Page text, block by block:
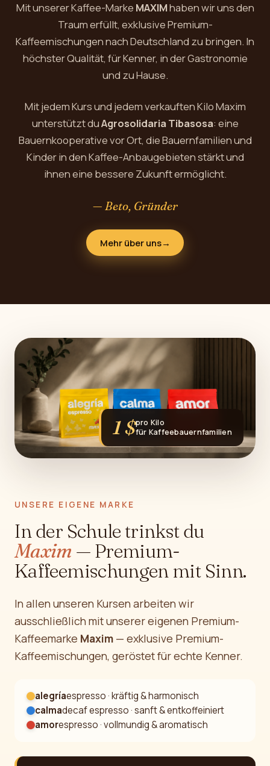
Mit unserer Kaffee-Marke MAXIMhaben wir uns den
Traum erfüllt, exklusive Premium-
Kaffeemischungen nach Deutschland zu bringen. In
höchster Qualität, für Kenner, in der Gastronomie
und zu Hause.
Mit jedem Kurs und jedem verkauften Kilo Maxim
unterstützt duAgrosolidaria Tibasosa: eine
Bauernkooperative vor Ort, die Bauernfamilien und
Kinder in den Kaffee-Anbaugebieten stärkt und
ihnen eine bessere Zukunft ermöglicht.
— Beto, Gründer
Mehr über uns→
1 $pro Kilo
für Kaffee­bauern­familien
UNSERE EIGENE MARKE
In der Schule trinkst du
Maxim — Premium-
Kaffeemischungen mit Sinn.
In allen unseren Kursen arbeiten wir
ausschließlich mit unserer eigenen Premium-
Kaffeemarke Maxim — exklusive Premium-
Kaffeemischungen, geröstet für echte Kenner.
alegríaespresso · kräftig & harmonisch
calmadecaf espresso · sanft & entkoffeiniert
amorespresso · vollmundig & aromatisch